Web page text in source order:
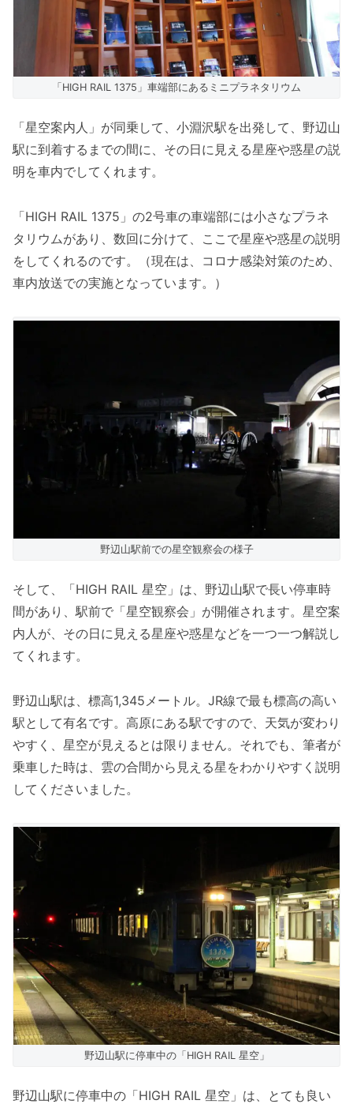
「HIGH RAIL 1375」車端部にあるミニプラネタリウム
「星空案内人」が同乗して、小淵沢駅を出発して、野辺山
駅に到着するまでの間に、その日に見える星座や惑星の説
明を車内でしてくれます。
「HIGH RAIL 1375」の2号車の車端部には小さなプラネ
タリウムがあり、数回に分けて、ここで星座や惑星の説明
をしてくれるのです。（現在は、コロナ感染対策のため、
車内放送での実施となっています。）
野辺山駅前での星空観察会の様子
そして、「HIGH RAIL 星空」は、野辺山駅で長い停車時
間があり、駅前で「星空観察会」が開催されます。星空案
内人が、その日に見える星座や惑星などを一つ一つ解説し
てくれます。
野辺山駅は、標高1,345メートル。JR線で最も標高の高い
駅として有名です。高原にある駅ですので、天気が変わり
やすく、星空が見えるとは限りません。それでも、筆者が
乗車した時は、雲の合間から見える星をわかりやすく説明
してくださいました。
野辺山駅に停車中の「HIGH RAIL 星空」
野辺山駅に停車中の「HIGH RAIL 星空」は、とても良い